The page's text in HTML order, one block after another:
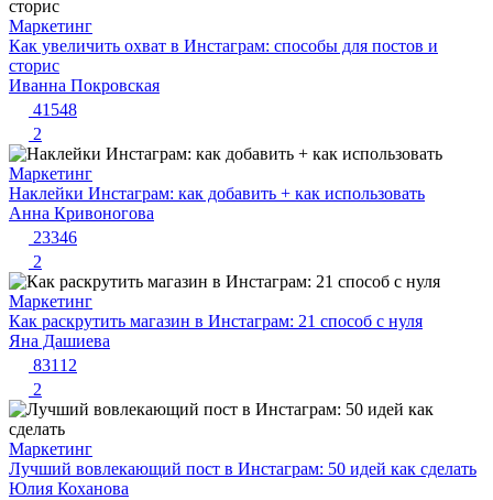
Маркетинг
Как увеличить охват в Инстаграм: способы для постов и
сторис
Иванна Покровская
41548
2
Маркетинг
Наклейки Инстаграм: как добавить + как использовать
Анна Кривоногова
23346
2
Маркетинг
Как раскрутить магазин в Инстаграм: 21 способ с нуля
Яна Дашиева
83112
2
Маркетинг
Лучший вовлекающий пост в Инстаграм: 50 идей как сделать
Юлия Коханова